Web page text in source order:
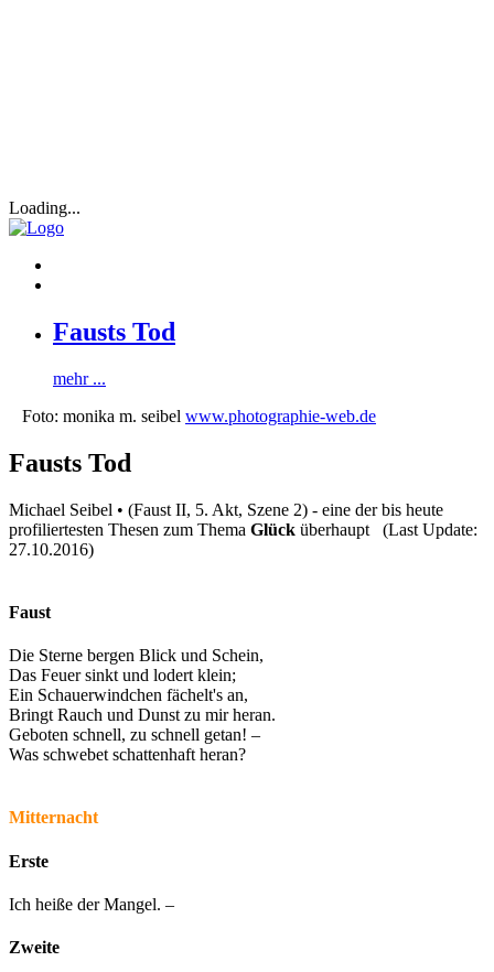
Loading...
Fausts Tod
mehr ...
Foto: monika m. seibel www.photographie-web.de
Fausts Tod
Michael Seibel • (Faust II, 5. Akt, Szene 2) - eine der bis heute
profiliertesten Thesen zum Thema Glück überhaupt (Last Update:
27.10.2016)
Faust
Die Sterne bergen Blick und Schein,
Das Feuer sinkt und lodert klein;
Ein Schauerwindchen fächelt's an,
Bringt Rauch und Dunst zu mir heran.
Geboten schnell, zu schnell getan! –
Was schwebet schattenhaft heran?
Mitternacht
Erste
Ich heiße der Mangel. –
Zweite